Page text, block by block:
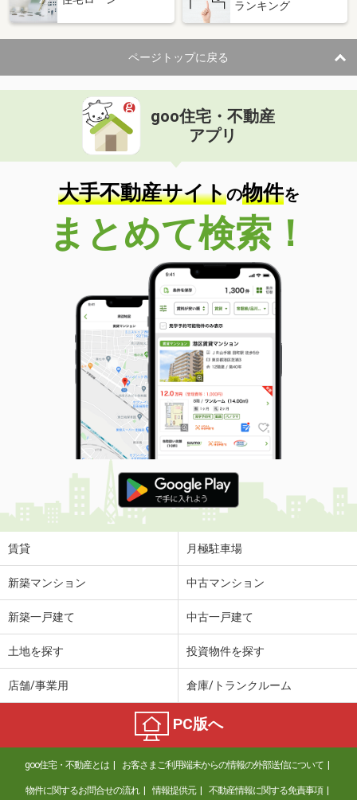
ランキング
ページトップに戻る
goo住宅・不動産
アプリ
大手不動産サイトの物件を
まとめて検索！
賃貸 月極駐車場
新築マンション 中古マンション
新築一戸建て 中古一戸建て
土地を探す 投資物件を探す
店舗/事業用 倉庫/トランクルーム
PC版へ
goo住宅・不動産とは お客さまご利用端末からの情報の外部送信について
物件に関するお問合せの流れ 情報提供元 不動産情報に関する免責事項